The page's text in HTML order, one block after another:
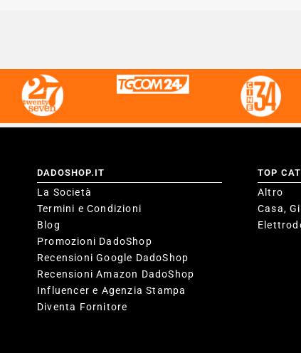
DADOSHOP.IT
La Società
Termini e Condizioni
Blog
Promozioni DadoShop
Recensioni Google DadoShop
Recensioni Amazon DadoShop
Influencer e Agenzia Stampa
Diventa Fornitore
TOP
Altro
Casa,